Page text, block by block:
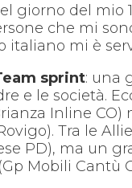
giorno del
che mi
italiano mi è
sprint: una
e le società.
Inline
Tra le
PD), ma un
Mobili Cantù